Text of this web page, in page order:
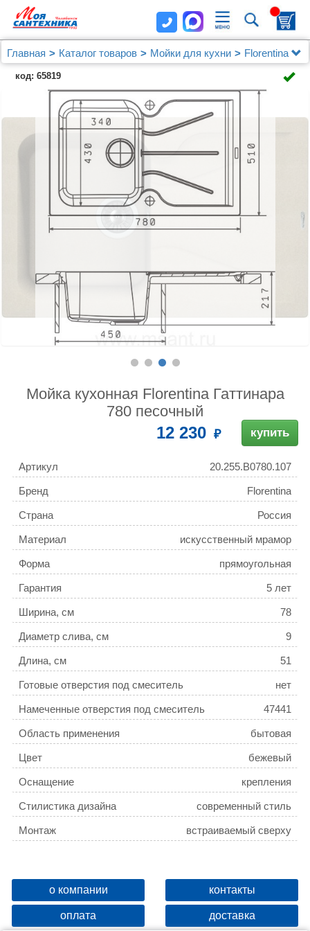
Главная Каталог товаров Мойки для кухни
Florentina
Мойка кухонная Florentina Гаттинара 780 песочный
код: 65819
Мойка кухонная Florentina Гаттинара
780 песочный
12 230 купить
Артикул 20.255.B0780.107
Бренд Florentina
Страна Россия
Материал искусственный мрамор
Форма прямоугольная
Гарантия 5 лет
Ширина, см 78
Диаметр слива, см 9
Длина, см 51
Готовые отверстия под смеситель нет
Намеченные отверстия под смеситель 47441
Область применения бытовая
Цвет бежевый
Оснащение крепления
Стилистика дизайна современный стиль
Монтаж встраиваемый сверху
о компании контакты
оплата доставка